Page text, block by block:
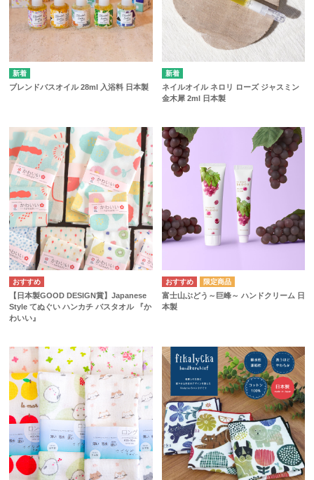
ブレンドバスオイル 28ml 入浴料 日本製
ネイルオイル ネロリ ローズ ジャスミン
金木犀 2ml 日本製
【日本製GOOD DESIGN賞】Japanese
Style てぬぐい ハンカチ バスタオル 『か
わいい』
富士山ぶどう～巨峰～ ハンドクリーム 日
本製